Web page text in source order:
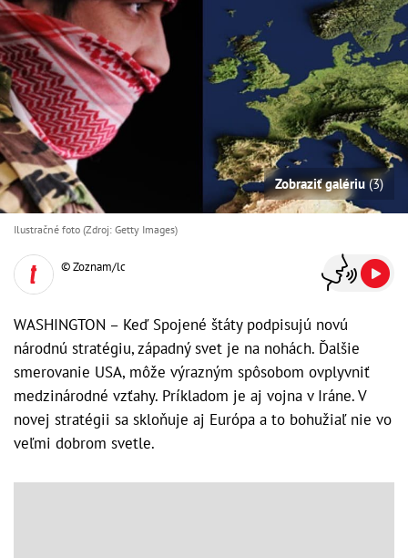
Zobraziť galériu (3)
Ilustračné foto (Zdroj: Getty Images)
© Zoznam/lc
WASHINGTON – Keď Spojené štáty podpisujú novú
národnú stratégiu, západný svet je na nohách. Ďalšie
smerovanie USA, môže výrazným spôsobom ovplyvniť
medzinárodné vzťahy. Príkladom je aj vojna v Iráne. V
novej stratégii sa skloňuje aj Európa a to bohužiaľ nie vo
veľmi dobrom svetle.